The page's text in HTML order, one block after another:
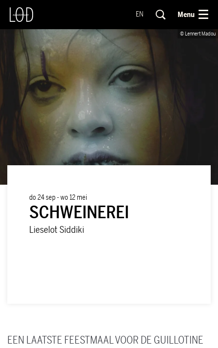
EN Menu
© Lennert Madou
SCHWEINEREI
Lieselot Siddiki
do 24 sep-wo 12 mei
EEN LAATSTE FEESTMAAL VOOR DE GUILLOTINE